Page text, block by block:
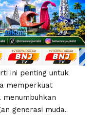
ini penting untuk
memperkuat
generasi muda.